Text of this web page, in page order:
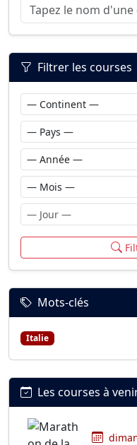
Filtrer les courses
Mots-clés
Italie
Les courses à